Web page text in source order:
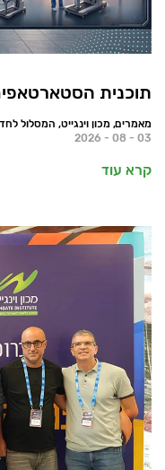
תוכנית
03 - 08 - 2026
קרא עוד